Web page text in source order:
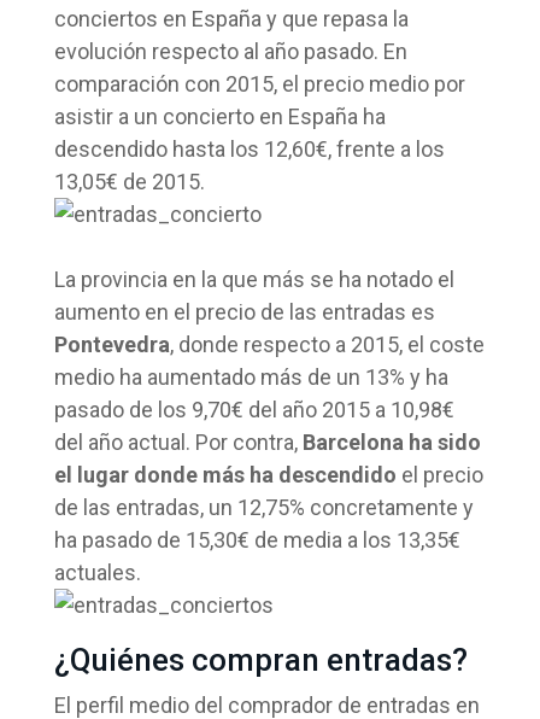
conciertos en España y que repasa la
evolución respecto al año pasado. En
comparación con 2015, el precio medio por
asistir a un concierto en España ha
descendido hasta los 12,60€, frente a los
13,05€ de 2015.
La provincia en la que más se ha notado el
aumento en el precio de las entradas es
Pontevedra, donde respecto a 2015, el coste
medio ha aumentado más de un 13% y ha
pasado de los 9,70€ del año 2015 a 10,98€
del año actual. Por contra, Barcelona ha sido
el lugar donde más ha descendido el precio
de las entradas, un 12,75% concretamente y
ha pasado de 15,30€ de media a los 13,35€
actuales.
¿Quiénes compran entradas?
El perfil medio del comprador de entradas en